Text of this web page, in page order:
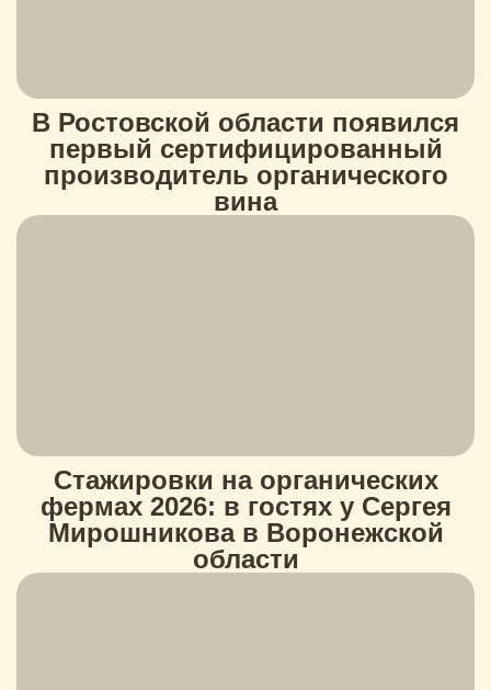
В Ростовской области появился
первый сертифицированный
производитель органического
вина
Стажировки на органических
фермах 2026: в гостях у Сергея
Мирошникова в Воронежской
области